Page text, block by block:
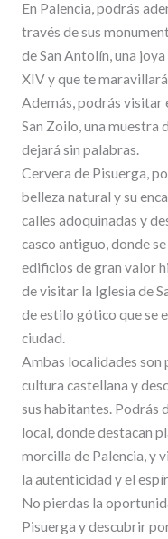
En Palencia, podrás
través de sus
de San Antolín, una
XIV y que te
Además, podrás
San Zoilo, una muestra
dejará sin palabras.
Cervera de Pisuerga,
belleza natural y su
calles adoquinadas y
casco antiguo, donde
edificios de gran valor
de visitar la Iglesia de
de estilo gótico que se
ciudad.
Ambas localidades son
cultura castellana y
sus habitantes. Podrás
local, donde destacan
morcilla de Palencia, y
la autenticidad y el
No pierdas la
Pisuerga y descubrir